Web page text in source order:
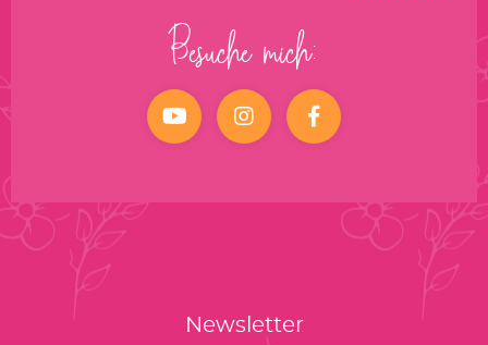
Besuche mich:
YouTube Instagramfacebook
Newsletter